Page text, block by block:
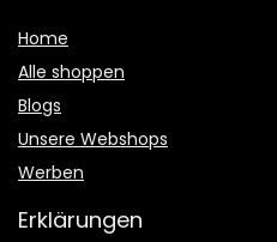
Home
Alle shoppen
Blogs
Unsere Webshops
Werben
Erklärungen